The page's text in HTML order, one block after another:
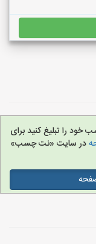
خود را تبلیغ کنید برای
در سایت «نت چسب»